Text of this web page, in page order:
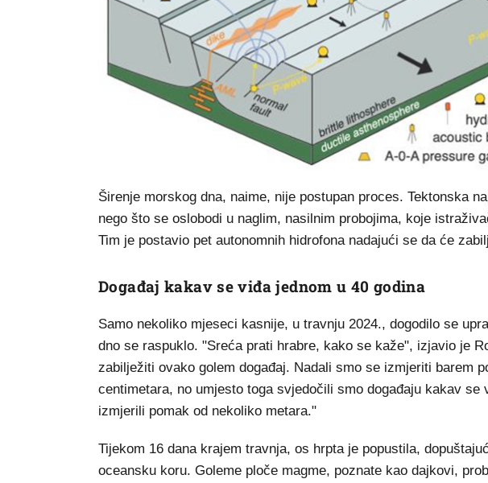
Širenje morskog dna, naime, nije postupan proces. Tektonska
nego što se oslobodi u naglim, nasilnim probojima, koje
Tim je postavio pet autonomnih hidrofona nadajući se da će
Događaj kakav se viđa jednom u 40 godina
Samo nekoliko mjeseci kasnije, u travnju 2024., dogodilo se
dno se raspuklo. "Sreća prati hrabre, kako se kaže", izjavio je
zabilježiti ovako golem događaj. Nadali smo se izmjeriti barem
centimetara, no umjesto toga svjedočili smo događaju kakav se
izmjerili pomak od nekoliko metara."
Tijekom 16 dana krajem travnja, os hrpta je popustila,
oceansku koru. Goleme ploče magme, poznate kao dajkovi,